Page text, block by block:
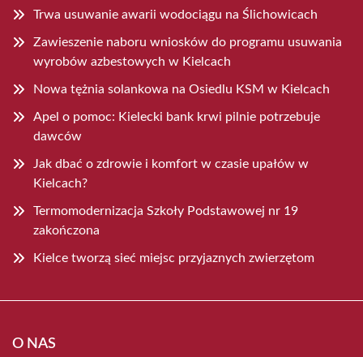
Trwa usuwanie awarii wodociągu na Ślichowicach
Zawieszenie naboru wniosków do programu usuwania
wyrobów azbestowych w Kielcach
Nowa tężnia solankowa na Osiedlu KSM w Kielcach
Apel o pomoc: Kielecki bank krwi pilnie potrzebuje
dawców
Jak dbać o zdrowie i komfort w czasie upałów w
Kielcach?
Termomodernizacja Szkoły Podstawowej nr 19
zakończona
Kielce tworzą sieć miejsc przyjaznych zwierzętom
O NAS